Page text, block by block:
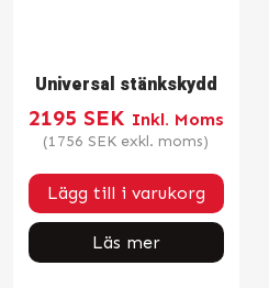
Universal stänkskydd
2195 SEK Inkl. Moms
(1756 SEK exkl. moms)
Lägg till i varukorg
Läs mer